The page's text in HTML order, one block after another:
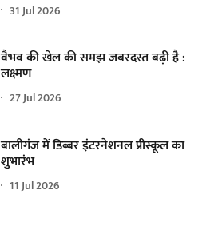
31 Jul 2026
वैभव की खेल की समझ जबरदस्त बढ़ी है :
लक्ष्मण
27 Jul 2026
बालीगंज में डिब्बर इंटरनेशनल प्रीस्कूल का
शुभारंभ
11 Jul 2026